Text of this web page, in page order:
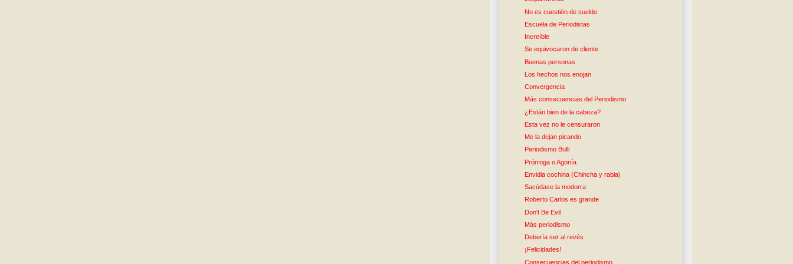
No es cuestión de sueldo
Escuela de Periodistas
Increíble
Se equivocaron de cliente
Buenas personas
Los hechos nos enojan
Convergencia
Más consecuencias del Periodismo
¿Están bien de la cabeza?
Esta vez no le censuraron
Me la dejan picando
Periodismo Bulli
Prórroga o Agonía
Envidia cochina (Chincha y rabia)
Sacúdase la modorra
Roberto Carlos es grande
Don't Be Evil
Más periodismo
Debería ser al revés
¡Felicidades!
Consecuencias del periodismo